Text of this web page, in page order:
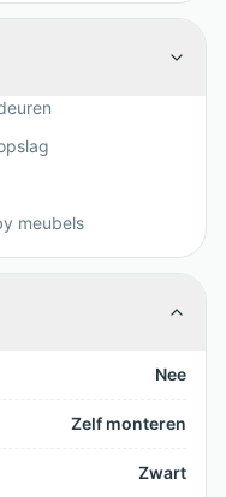
meubels
Nee
Zelf monteren
Zwart